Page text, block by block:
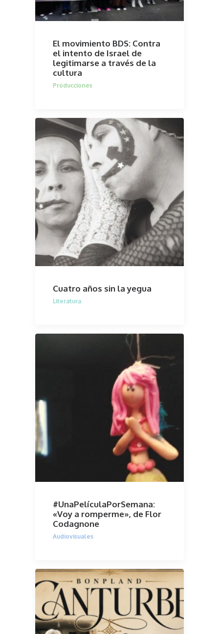
El movimiento BDS: Contra
el intento de Israel de
legitimarse a través de la
cultura
Producciones
Cuatro años sin la yegua
Literatura
#UnaPelículaPorSemana:
«Voy a romperme», de Flor
Codagnone
Audiovisuales